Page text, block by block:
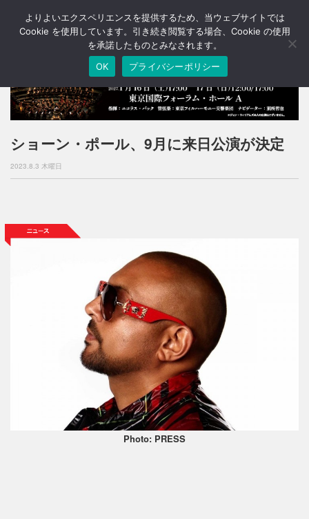
T
o
a
v
i
g
t
ショーン・ポール、9月に来日公演が決定
2023.8.3 木曜日
Photo: PRESS
よりよいエクスペリエンスを提供するため、当ウェブサイトでは
Cookie を使用しています。引き続き閲覧する場合、Cookie の使用
を承諾したものとみなされます。
OK
プライバシーポリシー